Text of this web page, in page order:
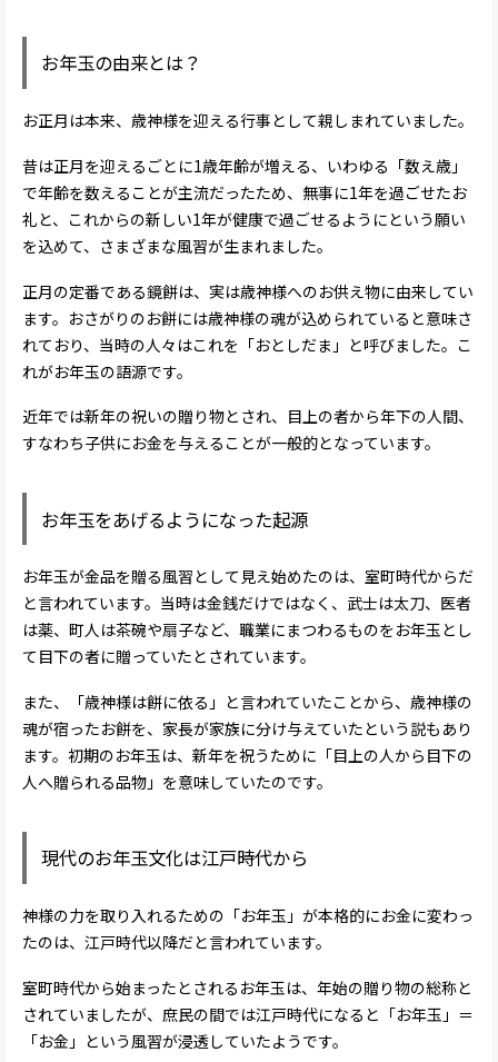
お年玉の由来とは？
お正月は本来、歳神様を迎える行事として親しまれていました。
昔は正月を迎えるごとに1歳年齢が増える、いわゆる「数え歳」
で年齢を数えることが主流だったため、無事に1年を過ごせたお
礼と、これからの新しい1年が健康で過ごせるようにという願い
を込めて、さまざまな風習が生まれました。
正月の定番である鏡餅は、実は歳神様へのお供え物に由来してい
ます。おさがりのお餅には歳神様の魂が込められていると意味さ
れており、当時の人々はこれを「おとしだま」と呼びました。こ
れがお年玉の語源です。
近年では新年の祝いの贈り物とされ、目上の者から年下の人間、
すなわち子供にお金を与えることが一般的となっています。
お年玉をあげるようになった起源
お年玉が金品を贈る風習として見え始めたのは、室町時代からだ
と言われています。当時は金銭だけではなく、武士は太刀、医者
は薬、町人は茶碗や扇子など、職業にまつわるものをお年玉とし
て目下の者に贈っていたとされています。
また、「歳神様は餅に依る」と言われていたことから、歳神様の
魂が宿ったお餅を、家長が家族に分け与えていたという説もあり
ます。初期のお年玉は、新年を祝うために「目上の人から目下の
人へ贈られる品物」を意味していたのです。
現代のお年玉文化は江戸時代から
神様の力を取り入れるための「お年玉」が本格的にお金に変わっ
たのは、江戸時代以降だと言われています。
室町時代から始まったとされるお年玉は、年始の贈り物の総称と
されていましたが、庶民の間では江戸時代になると「お年玉」＝
「お金」という風習が浸透していたようです。